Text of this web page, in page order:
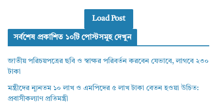
Load Post
সর্বশেষ প্রকাশিত ১০টি পোস্টসমূহ দেখুন
জাতীয় পরিচয়পত্রের ছবি ও স্বাক্ষর পরিবর্তন করবেন যেভাবে, লাগবে ২৩০
টাকা
মন্ত্রীদের ন্যূনতম ১০ লাখ ও এমপিদের ৫ লাখ টাকা বেতন হওয়া উচিত:
প্রবাসীকল্যাণ প্রতিমন্ত্রী